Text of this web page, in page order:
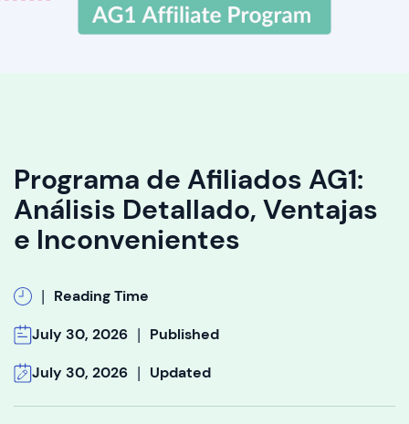
Programa de Afiliados AG1:
Análisis Detallado, Ventajas
e Inconvenientes
| Reading Time
July 30, 2026 | Published
July 30, 2026 | Updated